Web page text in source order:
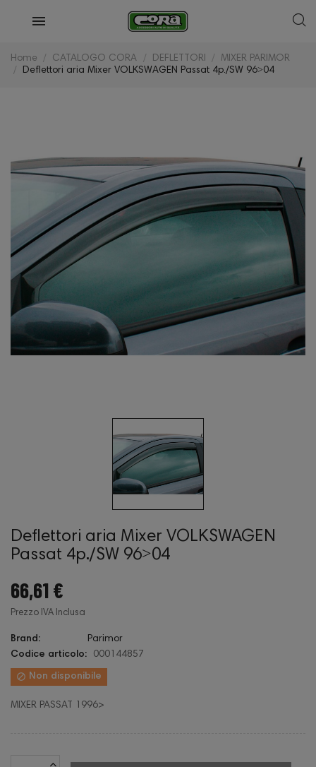
Home CATALOGO CORA DEFLETTORI
MIXER PARIMOR
Deflettori aria Mixer VOLKSWAGEN Passat 4p./SW 96˃04
Deflettori aria Mixer VOLKSWAGEN
Passat 4p./SW 96˃04
66,61 €
Prezzo IVA Inclusa
Brand:
Parimor
Codice articolo:
000144857
 Non disponibile
MIXER PASSAT 1996>